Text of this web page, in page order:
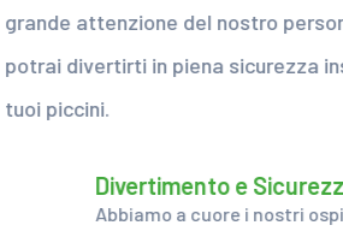
del nostro personale
in piena sicurezza insieme ai
e Sicurezza
a cuore i nostri ospiti